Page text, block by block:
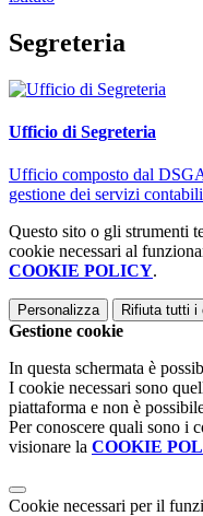
Segreteria
Ufficio di Segreteria
Ufficio composto dal
gestione dei servizi
Questo sito o gli strumenti
cookie necessari al
COOKIE POLICY.
Personalizza Rifiuta tutti i
Gestione cookie
In questa schermata è
I cookie necessari sono
piattaforma e non è
Per conoscere quali sono i
visionare la COOKIE
Cookie necessari per il